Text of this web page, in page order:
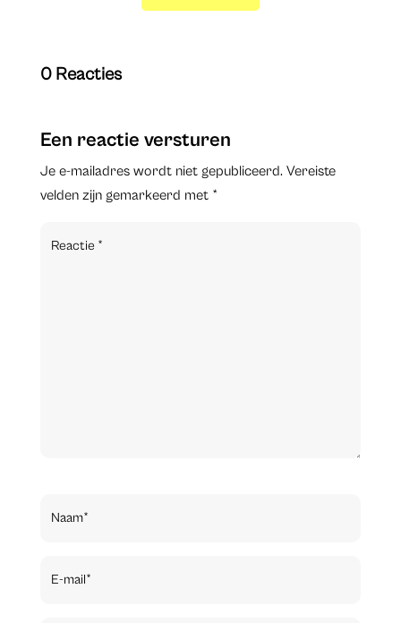
0 Reacties
Een reactie versturen
Je e-mailadres wordt niet gepubliceerd. Vereiste
velden zijn gemarkeerd met *